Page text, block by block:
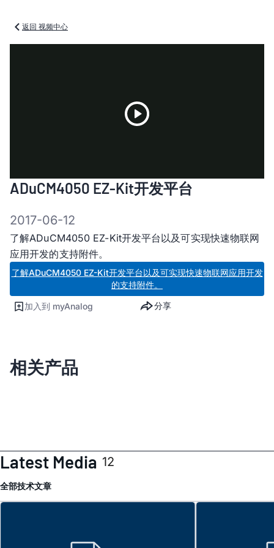
返回 视频中心
Video
ADuCM4050 EZ-Kit开发平台
2017-06-12
了解ADuCM4050 EZ-Kit开发平台以及可实现快速物联网
应用开发的支持附件。
了解ADuCM4050 EZ-Kit开发平台以及可实现快速物联网应用开发
的支持附件。
加入到 myAnalog 分享
相关产品
Latest Media 12
全部技术文章